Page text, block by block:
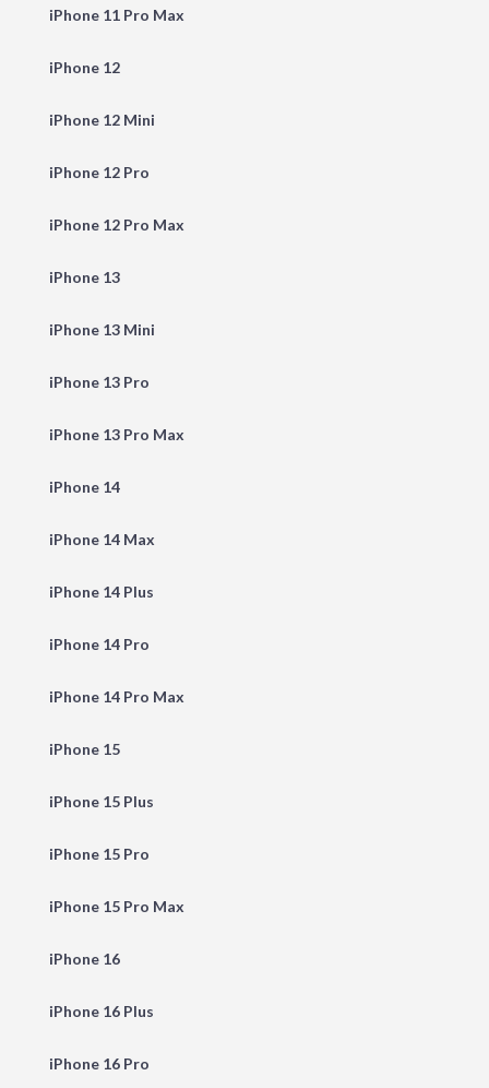
iPhone 11 Pro Max
iPhone 12
iPhone 12 Mini
iPhone 12 Pro
iPhone 12 Pro Max
iPhone 13
iPhone 13 Mini
iPhone 13 Pro
iPhone 13 Pro Max
iPhone 14
iPhone 14 Max
iPhone 14 Plus
iPhone 14 Pro
iPhone 14 Pro Max
iPhone 15
iPhone 15 Plus
iPhone 15 Pro
iPhone 15 Pro Max
iPhone 16
iPhone 16 Plus
iPhone 16 Pro